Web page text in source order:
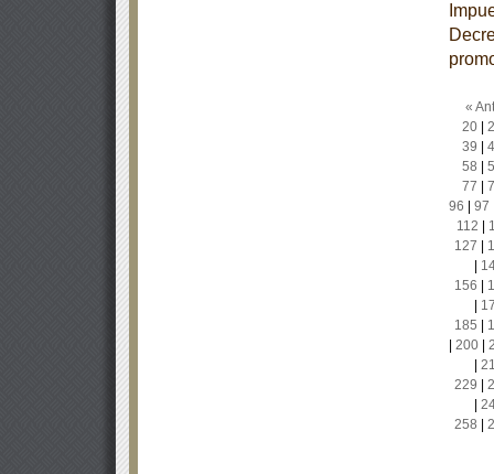
«
20|
39
58
77
96
97
112
127
156
185
200|
229
258